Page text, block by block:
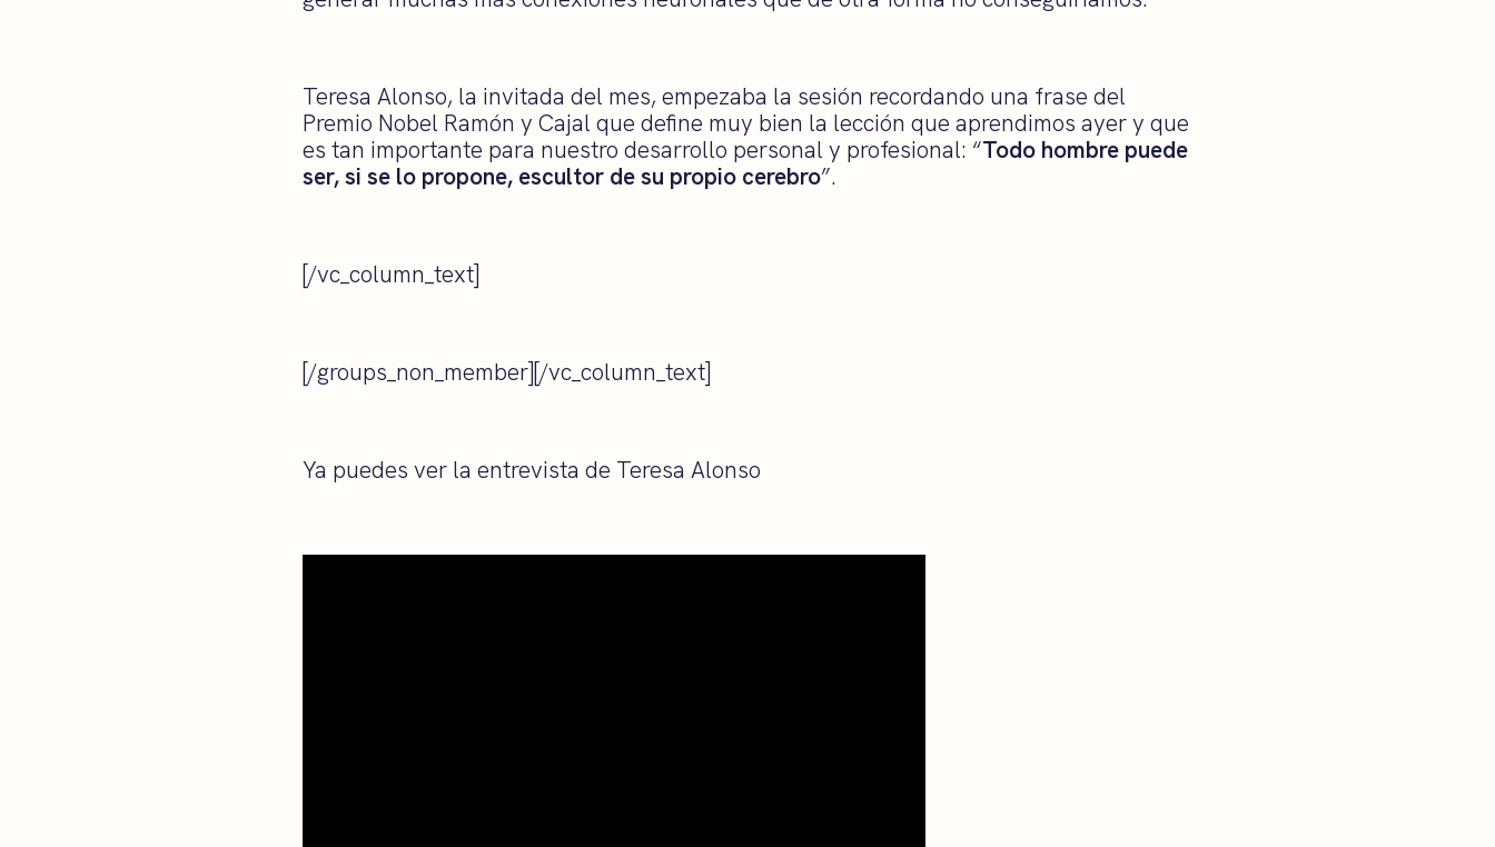
Teresa Alonso, la invitada del mes, empezaba la sesión recordando una frase del
Premio Nobel Ramón y Cajal que define muy bien la lección que aprendimos ayer y que
es tan importante para nuestro desarrollo personal y profesional: “Todo hombre puede
ser, si se lo propone, escultor de su propio cerebro”.
[/vc_column_text]
[/groups_non_member][/vc_column_text]
Ya puedes ver la entrevista de Teresa Alonso